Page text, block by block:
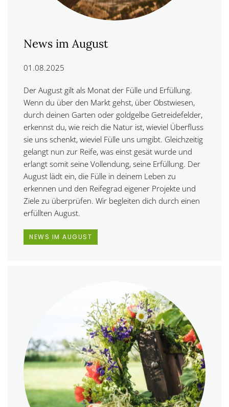
News im August
01.08.2025
Der August gilt als Monat der Fülle und Erfüllung.
Wenn du über den Markt gehst, über Obstwiesen,
durch deinen Garten oder goldgelbe Getreidefelder,
erkennst du, wie reich die Natur ist, wieviel Überfluss
sie uns schenkt, wieviel Fülle uns umgibt. Gleichzeitig
gelangt nun zur Reife, was einst gesät wurde und
erlangt somit seine Vollendung, seine Erfüllung. Der
August lädt ein, die Fülle in deinem Leben zu
erkennen und den Reifegrad eigener Projekte und
Ziele zu überprüfen. Wir begleiten dich durch einen
erfüllten August.
NEWS IM AUGUST